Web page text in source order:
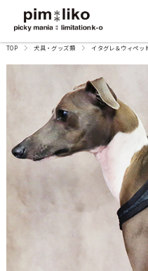
TOP 犬具・グッズ類 イタグレ＆ウィペッ